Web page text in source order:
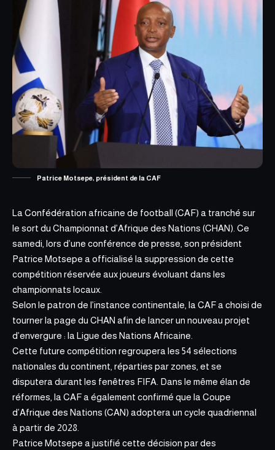
Patrice Motsepe, président de la CAF
La Confédération africaine de football (CAF) a tranché sur
le sort du Championnat d’Afrique des Nations (CHAN). Ce
samedi, lors d’une conférence de presse, son président
Patrice Motsepe a officialisé la suppression de cette
compétition réservée aux joueurs évoluant dans les
championnats locaux.
Selon le patron de l’instance continentale, la CAF a choisi de
tourner la page du CHAN afin de lancer un nouveau projet
d’envergure : la Ligue des Nations Africaine.
Cette future compétition regroupera les 54 sélections
nationales du continent, réparties par zones, et se
disputera durant les fenêtres FIFA. Dans le même élan de
réformes, la CAF a également confirmé que la Coupe
d’Afrique des Nations (CAN) adoptera un cycle quadriennal
à partir de 2028.
Patrice Motsepe a justifié cette décision par des